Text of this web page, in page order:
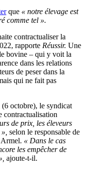
que « notre élevage est
comme tel ».
contractualiser la
rapporte Réussir. Une
bovine – qui y voit la
dans les relations
de peser dans la
qui ne fait pas
octobre), le syndicat
contractualisation
de prix, les éleveurs
selon le responsable de
« Dans le cas
les empêcher de
ajoute-t-il.